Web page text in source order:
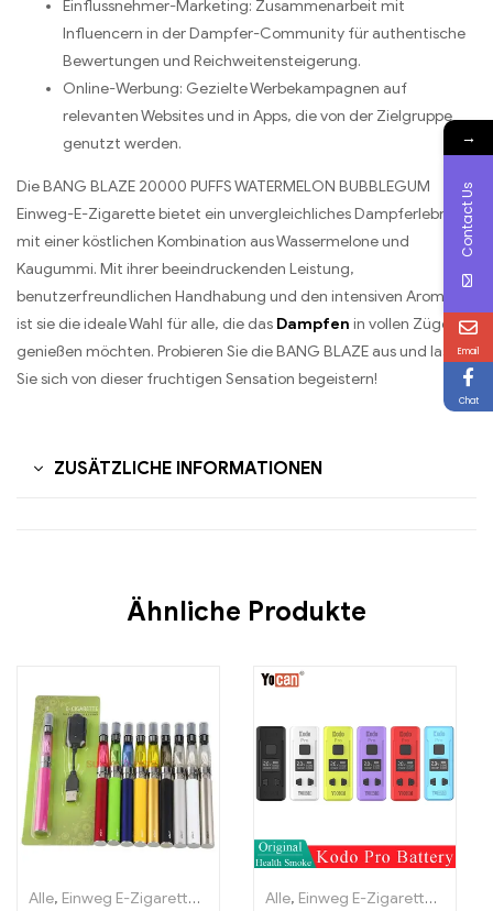
Einflussnehmer-Marketing: Zusammenarbeit mit
Influencern in der Dampfer-Community für authentische
Bewertungen und Reichweitensteigerung.
Online-Werbung: Gezielte Werbekampagnen auf
relevanten Websites und in Apps, die von der Zielgruppe
genutzt werden.
Die BANG BLAZE 20000 PUFFS WATERMELON BUBBLEGUM
Einweg-E-Zigarette bietet ein unvergleichliches Dampferlebnis
mit einer köstlichen Kombination aus Wassermelone und
Kaugummi. Mit ihrer beeindruckenden Leistung,
benutzerfreundlichen Handhabung und den intensiven Aromen
ist sie die ideale Wahl für alle, die das Dampfen in vollen Zügen
genießen möchten. Probieren Sie die BANG BLAZE aus und lassen
Sie sich von dieser fruchtigen Sensation begeistern!
ZUSÄTZLICHE INFORMATIONEN
Ähnliche Produkte
Alle, Einweg E-Zigaretten Einweg-E-Zigaretten Litauen,Einweg-
Alle, Einweg E-Zigaretten
→
Contact Us
Email
Chat